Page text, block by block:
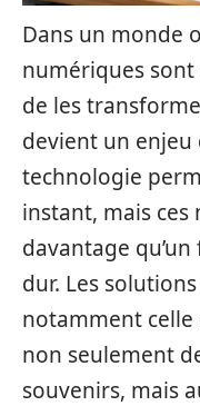
Dans un monde
numériques
de les
devient un enjeu
technologie
instant, mais ces
davantage
dur. Les
notamment celle
non seulement
souvenirs, mais